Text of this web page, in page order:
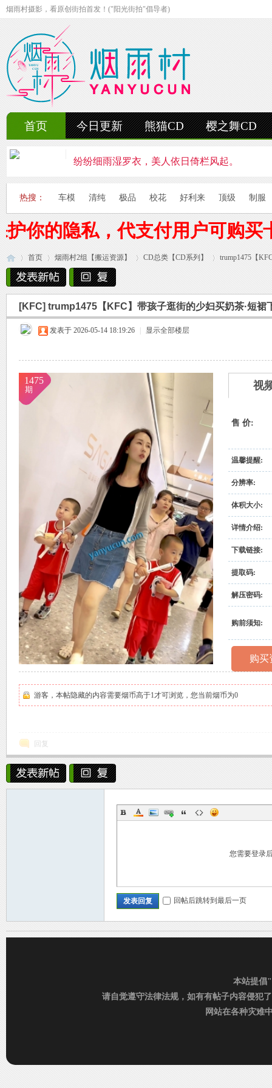
烟雨村摄影，看原创街拍首发！("阳光街拍"倡导者)
首页 今日更新 熊猫CD 樱之舞CD
纷纷细雨湿罗衣，美人依日倚栏风起。
轻抚细雨洒红楼，美人徐步舞花楸。
妍姿如水舞雨涵，美人翩然走湖畔。
风雨中的美人啊，纤腰若素玉，乱发似云烟。
雨中邂逅美人笑，花颜如露醉心间。
霏霏细雨湿樱唇，美人微笑照晚云。
柳袖轻舞如飞燕，雨中美人恋长衫。
美人在雨中舞翩翩，如花洒泪映窗前。
热搜： 车模 清纯 极品 校花 好利来 顶级 制服
你的隐私，代支付用户可购买
首页
›
烟雨村2组【搬运资源】
›
CD总类【CD系列】
›
trump1475【
[KFC] trump1475【KFC】带孩子逛街的少妇买奶茶·短裙
发表于 2026-05-14 18:19:26 显示全部楼层
1475
期 视
售 价:
温馨提醒:
分辨率:
体积大小:
详情介绍:
下载链接:
提取码:
解压密码:
购前须知:
购买
游客，本帖隐藏的内容需要烟币高于1才可浏览，您当前烟币为0
回复
您需要登录
发表回复 回帖后跳转到最后一页
本站提倡
请自觉遵守法律法规，如有有帖子内容侵犯
网站在各种灾难